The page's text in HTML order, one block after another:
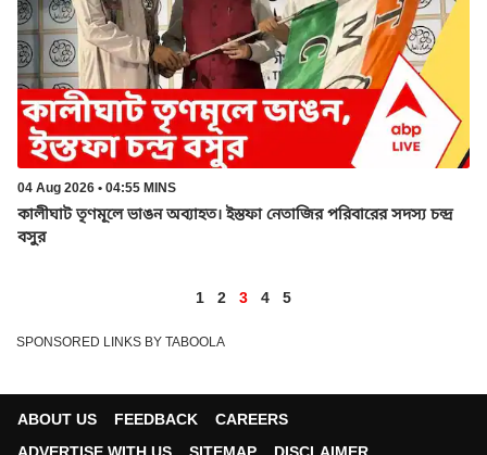
04 Aug 2026 • 04:55 MINS
কালীঘাট তৃণমূলে ভাঙন অব্যাহত। ইস্তফা নেতাজির পরিবারের সদস্য চন্দ্র
বসুর
1 2 3 4 5
SPONSORED LINKS BY TABOOLA
ABOUT US FEEDBACK
CAREERS